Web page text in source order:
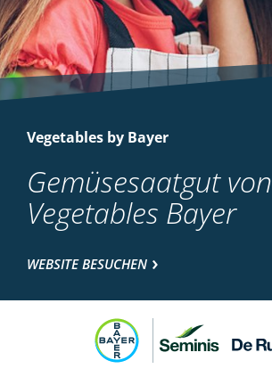
Vegetables by Bayer
Gemüsesaatgut von
Vegetables Bayer
WEBSITE BESUCHEN